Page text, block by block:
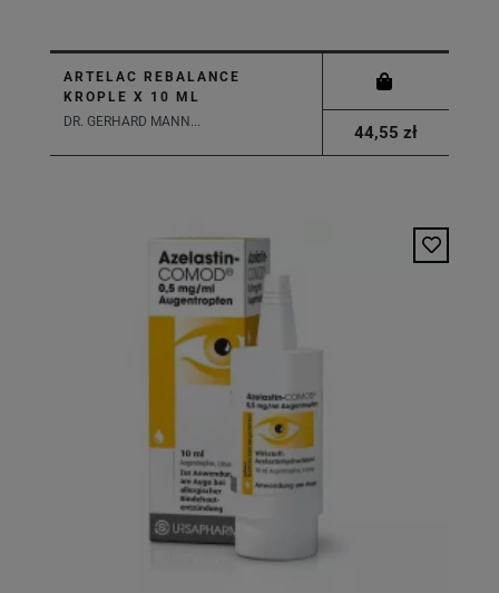
ARTELAC REBALANCE
KROPLE X 10 ML
DR. GERHARD MANN...
44,55 zł